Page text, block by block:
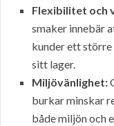
Flexibilitet och
smaker innebär
kunder ett
sitt lager.
Miljövänlighet:
burkar minskar
både miljön och